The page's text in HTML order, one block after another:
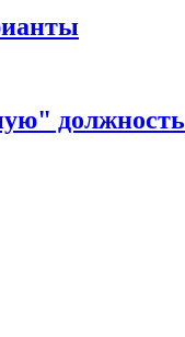
должность